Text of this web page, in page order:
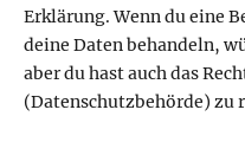
Erklärung. Wenn du eine
deine Daten behandeln,
aber du hast auch das
(Datenschutzbehörde) zu